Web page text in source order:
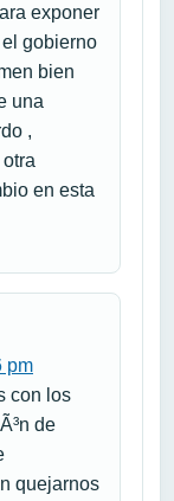
exponer
gobierno
bien
una
,
en esta
pm
con los
de
quejarnos